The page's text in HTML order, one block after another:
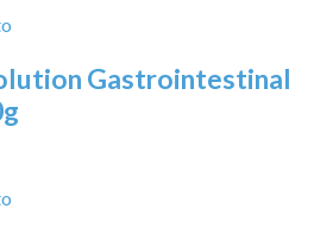
Gastrointestinal